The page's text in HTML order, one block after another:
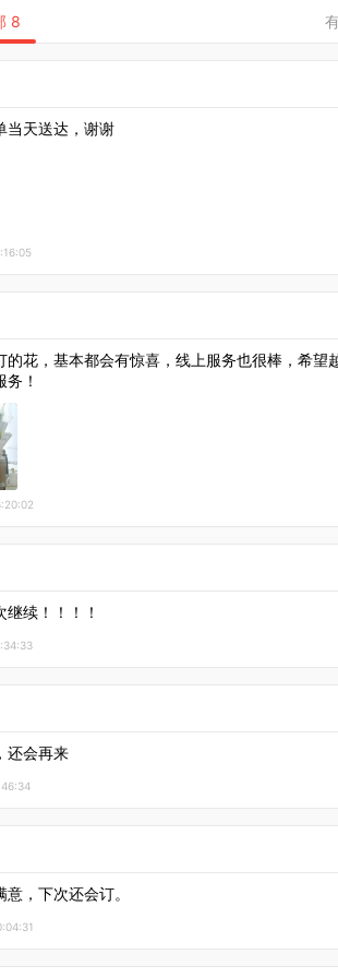
当天送达，谢谢
的花，基本都会有惊喜，线上服务也很棒，希望
！
续！！！！
还会再来
，下次还会订。
8